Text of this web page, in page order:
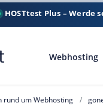
HOSTtest Plus –
Webhosting
rund um Webhosting